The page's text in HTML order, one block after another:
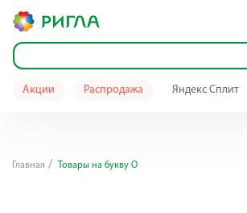
Акции Распродажа Яндекс Сплит
Главная Товары на букву О